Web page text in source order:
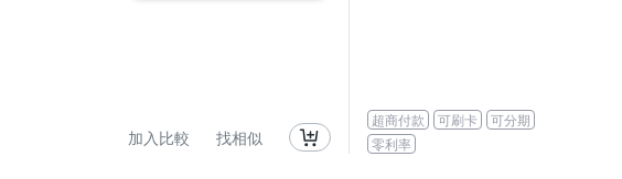
加入比較 找相似
超商付款 可刷卡
可分期
零利率